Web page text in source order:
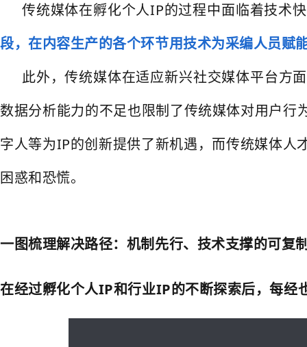
传统媒体在孵化个人IP的过程中面临着技术
段，在内容生产的各个环节用技术为采编人员赋
此外，传统媒体在适应新兴社交媒体平台方
数据分析能力的不足也限制了传统媒体对用户
字人等为IP的创新提供了新机遇，而传统媒体
困惑和恐慌。
一图梳理解决路径：机制先行、技术支撑的可复
在经过孵化个人IP和行业IP的不断探索后，每